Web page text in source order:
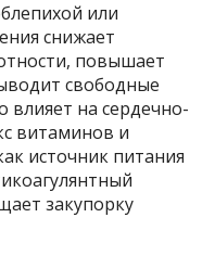
или
снижает
повышает
свободные
влияет на сердечно-
витаминов и
источник питания
закупорку